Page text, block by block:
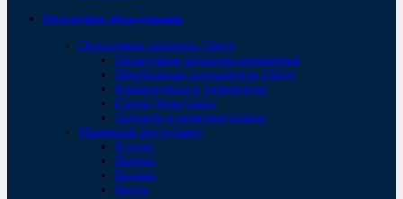
Отделочное оборудование
Окрасочные аппараты Chnye
Окрасочные аппараты поршневые
Мембранные распылители Chnye
Краскопульты и удлинители
Сопла (Форсунки)
Запчасти и комплектующие
Малярный инструмент
Бугели
Валики
Кельмы
Кисти